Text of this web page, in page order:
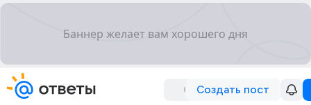
Создать пост